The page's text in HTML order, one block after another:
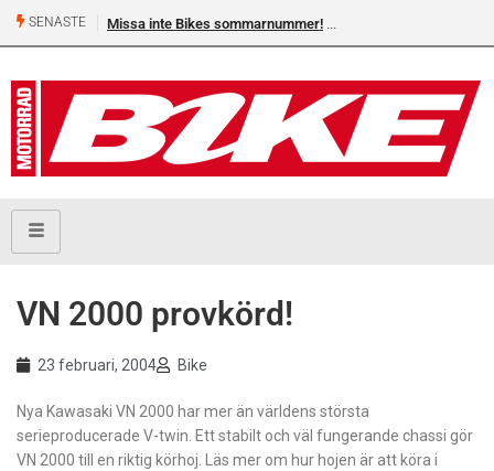
SENASTE Missa inte Bikes sommarnummer!
VN 2000 provkörd!
23 februari, 2004 Bike
Nya Kawasaki VN 2000 har mer än världens största
serieproducerade V-twin. Ett stabilt och väl fungerande chassi gör
VN 2000 till en riktig körhoj. Läs mer om hur hojen är att köra i